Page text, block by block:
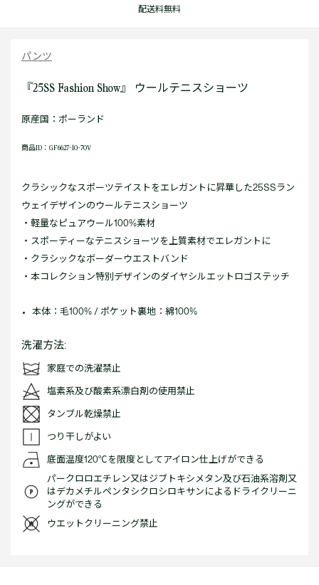
配送料無料
パンツ
『25SS Fashion Show』 ウールテニスショーツ
原産国：ポーランド
商品ID：GF6627-10-70V
クラシックなスポーツテイストをエレガントに昇華した25SSラン
ウェイデザインのウールテニスショーツ
・軽量なピュアウール100%素材
・スポーティーなテニスショーツを上質素材でエレガントに
・クラシックなボーダーウエストバンド
・本コレクション特別デザインのダイヤシルエットロゴステッチ
本体：毛100% / ポケット裏地：綿100%
洗濯方法:
家庭での洗濯禁止
塩素系及び酸素系漂白剤の使用禁止
タンブル乾燥禁止
つり干しがよい
底面温度120℃を限度としてアイロン仕上げができる
パークロロエチレン又はジブトキシメタン及び石油系溶剤又
はデカメチルペンタシクロシロキサンによるドライクリーニ
ングができる
ウエットクリーニング禁止